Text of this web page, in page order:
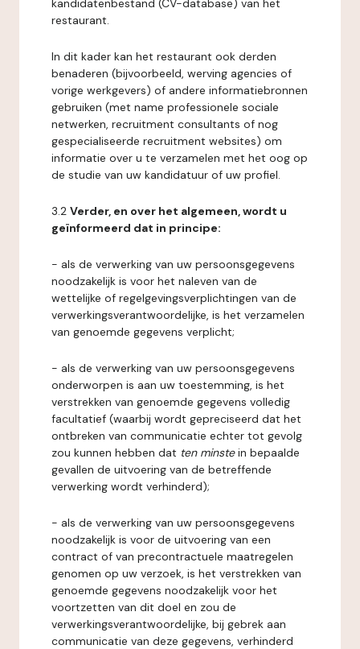
kandidatenbestand (CV-database) van het
restaurant.
In dit kader kan het restaurant ook derden
benaderen (bijvoorbeeld, werving agencies of
vorige werkgevers) of andere informatiebronnen
gebruiken (met name professionele sociale
netwerken, recruitment consultants of nog
gespecialiseerde recruitment websites) om
informatie over u te verzamelen met het oog op
de studie van uw kandidatuur of uw profiel.
3.2 Verder, en over het algemeen, wordt u
geïnformeerd dat in principe:
- als de verwerking van uw persoonsgegevens
noodzakelijk is voor het naleven van de
wettelijke of regelgevingsverplichtingen van de
verwerkingsverantwoordelijke, is het verzamelen
van genoemde gegevens verplicht;
- als de verwerking van uw persoonsgegevens
onderworpen is aan uw toestemming, is het
verstrekken van genoemde gegevens volledig
facultatief (waarbij wordt gepreciseerd dat het
ontbreken van communicatie echter tot gevolg
zou kunnen hebben dat ten minstein bepaalde
gevallen de uitvoering van de betreffende
verwerking wordt verhinderd);
- als de verwerking van uw persoonsgegevens
noodzakelijk is voor de uitvoering van een
contract of van precontractuele maatregelen
genomen op uw verzoek, is het verstrekken van
genoemde gegevens noodzakelijk voor het
voortzetten van dit doel en zou de
verwerkingsverantwoordelijke, bij gebrek aan
communicatie van deze gegevens, verhinderd